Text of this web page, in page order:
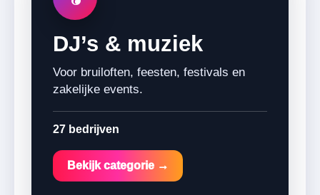
DJ’s & muziek
Voor bruiloften, feesten, festivals en
zakelijke events.
27 bedrijven
Bekijk categorie →